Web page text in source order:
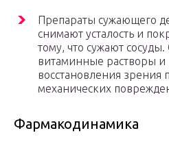
Препараты сужающего
снимают усталость и
тому, что сужают
витаминные растворы и
восстановления зрения
механических
Фармакодинамика